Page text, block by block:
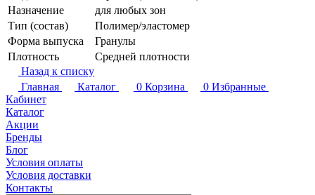
Назначение
для любых зон
Тип (состав)
Полимер/эластомер
Форма выпуска
Гранулы
Плотность
Средней плотности
Назад к списку
Главная
Каталог 0 Корзина 0 Избранные
Кабинет
Каталог
Акции
Бренды
Блог
Условия оплаты
Условия доставки
Контакты